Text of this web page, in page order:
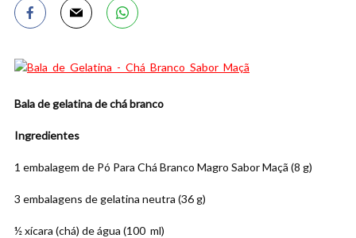
Bala de gelatina de chá branco
Ingredientes
1 embalagem de Pó Para Chá Branco Magro Sabor Maçã (8 g)
3 embalagens de gelatina neutra (36 g)
½ xícara (chá) de água (100 ml)